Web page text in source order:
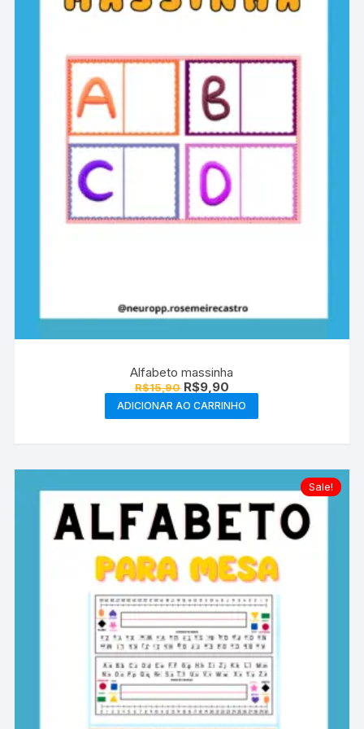
Alfabeto massinha
R$15,90 O
preço
original
era:
R$9,90O
preço
atual
é:
ADICIONAR AO CARRINHO
Sale!